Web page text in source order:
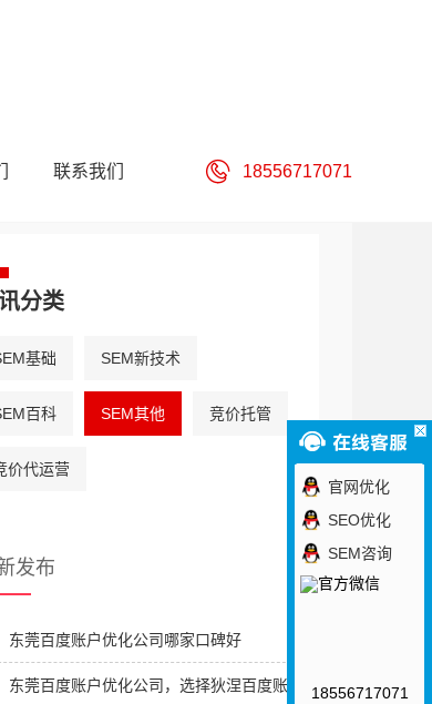
联系我们 18556717071
分类
基础 SEM新技术
百科 SEM其他 竞价托管
价代运营
发布
东莞百度账户优化公司哪家口碑好
东莞百度账户优化公司，选择狄涅百度账户
官网优化
SEO优化
SEM咨询
18556717071